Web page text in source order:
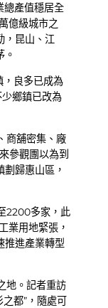
總產值穩居全
億級城市之
，昆山、江
。
，良多已成為
鄉鎮已改為
商舖密集、廠
參觀團以為到
歸惠山區，
2200多家，此
業用地緊張，
推進產業轉型
地。記者重訪
都”，隨處可